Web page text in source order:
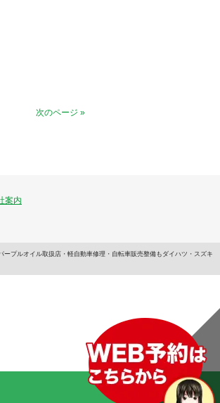
次のページ »
案内
プルオイル取扱店・軽自動車修理・自転車販売整備もダイハツ・スズキ